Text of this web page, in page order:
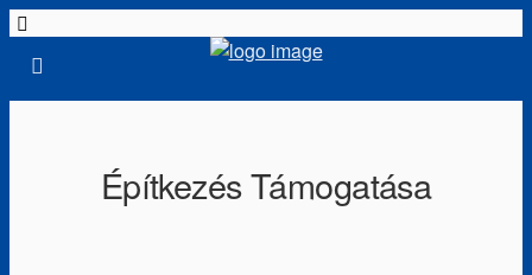
Építkezés Támogatása